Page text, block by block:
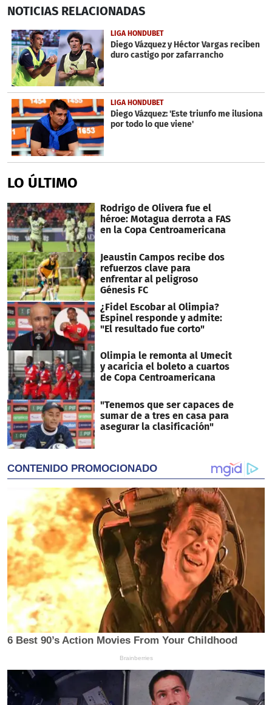
seconds
19
seconds
NOTICIAS RELACIONADAS
LIGA HONDUBET
Diego Vázquez y Héctor Vargas reciben
duro castigo por zafarrancho
LIGA HONDUBET
Diego Vázquez: 'Este triunfo me ilusiona
por todo lo que viene'
LO ÚLTIMO
Rodrigo de Olivera fue el
héroe: Motagua derrota a FAS
en la Copa Centroamericana
Jeaustin Campos recibe dos
refuerzos clave para
enfrentar al peligroso
Génesis FC
¿Fidel Escobar al Olimpia?
Espinel responde y admite:
"El resultado fue corto"
Olimpia le remonta al Umecit
y acaricia el boleto a cuartos
de Copa Centroamericana
"Tenemos que ser capaces de
sumar de a tres en casa para
asegurar la clasificación"